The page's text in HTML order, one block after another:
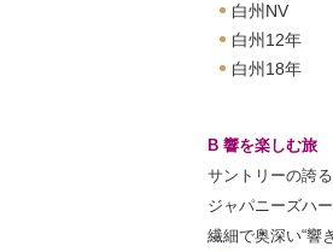
白州NV
白州12年
白州18年
B 響を楽しむ旅
サントリーの誇
ジャパニーズハ
繊細で奥深い“響